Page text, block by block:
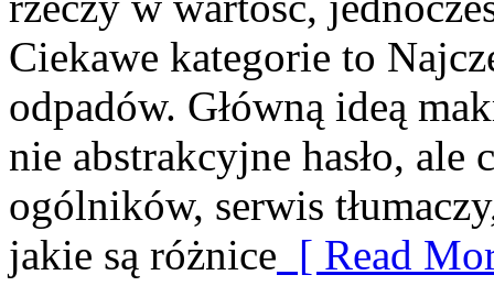
Ciekawe kategorie to
odpadów. Główną ideą
nie abstrakcyjne hasło,
ogólników, serwis
jakie są różnice [ Read